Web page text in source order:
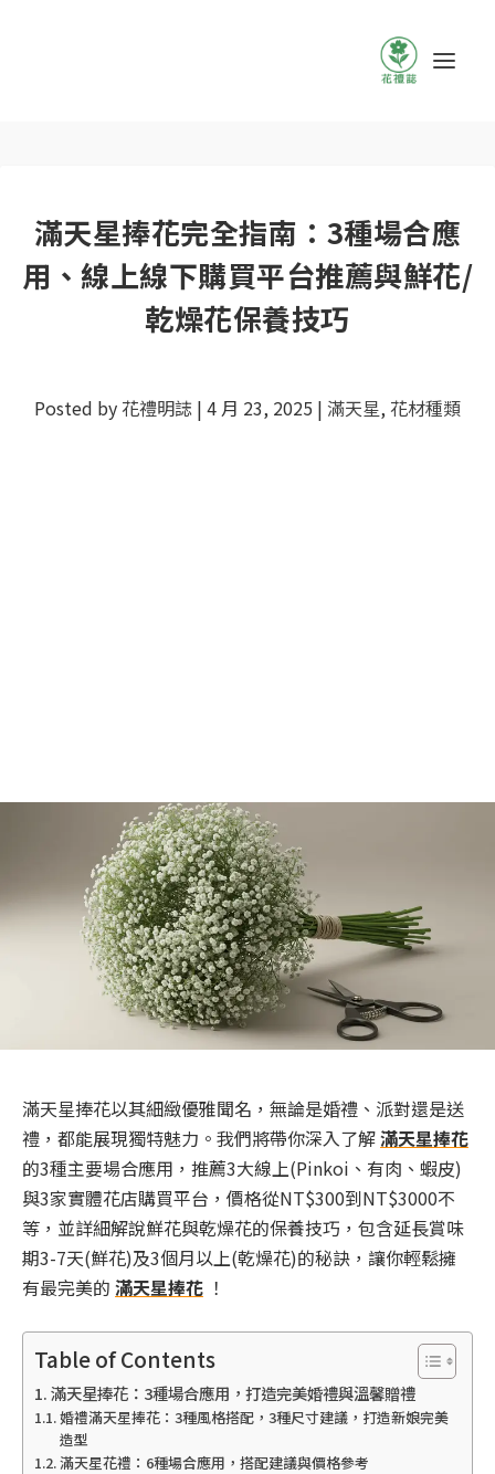
滿天星捧花完全指南：3種場合應
用、線上線下購買平台推薦與鮮花/
乾燥花保養技巧
Posted by 花禮明誌 | 4 月 23, 2025 | 滿天星, 花材種類
滿天星捧花以其細緻優雅聞名，無論是婚禮、派對還是送
禮，都能展現獨特魅力。我們將帶你深入了解滿天星捧花
的3種主要場合應用，推薦3大線上(Pinkoi、有肉、蝦皮)
與3家實體花店購買平台，價格從NT$300到NT$3000不
等，並詳細解說鮮花與乾燥花的保養技巧，包含延長賞味
期3-7天(鮮花)及3個月以上(乾燥花)的秘訣，讓你輕鬆擁
有最完美的 滿天星捧花 ！
Table of Contents
滿天星捧花：3種場合應用，打造完美婚禮與溫馨贈禮
婚禮滿天星捧花：3種風格搭配，3種尺寸建議，打造新娘完美
造型
滿天星花禮：6種場合應用，搭配建議與價格參考